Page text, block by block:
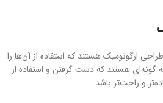
ارگونومیک هستند که استفاده از آن‌ها را
گونه‌ای هستند که دست گرفتن و استفاده از
و راحت‌تر باشد.